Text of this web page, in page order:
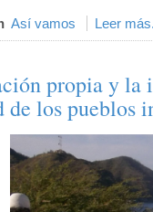
Así vamos Leer
propia y la
de los pueblos